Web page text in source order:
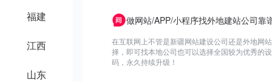
福建
江西
山东
做网站/APP/小程序找外地建站公司靠
在互联网上不管是新疆网站建设公司还是外地网
择，即可找本地公司也可以选择全国较为优秀的
码，永久持续升级！